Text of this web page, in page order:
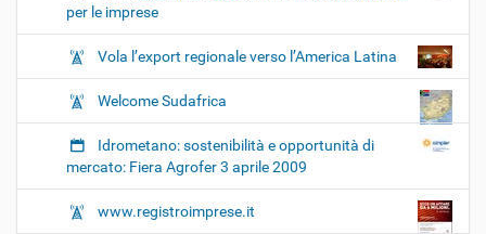
per le imprese
Vola l’export regionale verso l’America Latina
Welcome Sudafrica
Idrometano: sostenibilità e opportunità di
mercato: Fiera Agrofer 3 aprile 2009
www.registroimprese.it